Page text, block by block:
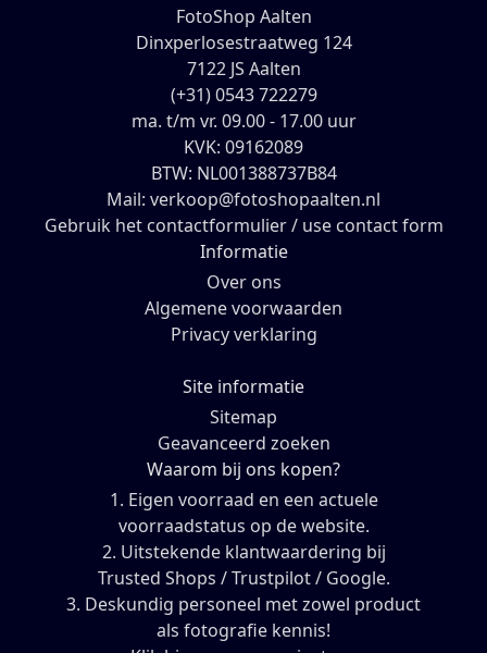
FotoShop Aalten
Dinxperlosestraatweg 124
7122 JS Aalten
(+31) 0543 722279
ma. t/m vr. 09.00 - 17.00 uur
KVK: 09162089
BTW: NL001388737B84
Mail: verkoop@fotoshopaalten.nl
Gebruik het contactformulier / use contact form
Informatie
Over ons
Algemene voorwaarden
Privacy verklaring
Site informatie
Sitemap
Geavanceerd zoeken
Waarom bij ons kopen?
1. Eigen voorraad en een actuele
voorraadstatus op de website.
2. Uitstekende klantwaardering bij
Trusted Shops / Trustpilot / Google.
3. Deskundig personeel met zowel product
als fotografie kennis!